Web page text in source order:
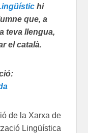
hi
que, a
teva llengua,
el català.
de la Xarxa de
Lingüística